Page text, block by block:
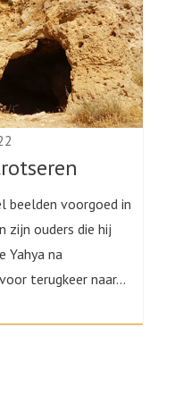
beelden voorgoed in
zijn ouders die hij
Yahya na
terugkeer naar...